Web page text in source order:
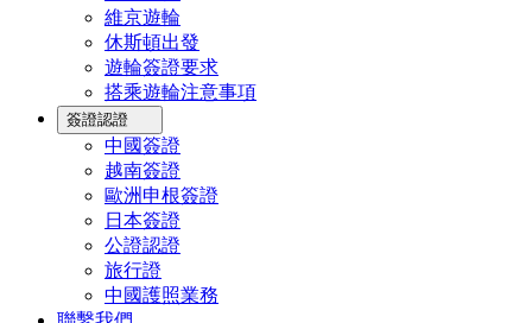
維京遊輪
休斯頓出發
遊輪簽證要求
搭乘遊輪注意事項
簽證認證
中國簽證
越南簽證
歐洲申根簽證
日本簽證
公證認證
旅行證
中國護照業務